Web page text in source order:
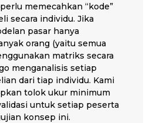
memecahkan “kode”
secara individu. Jika
pasar hanya
orang (yaitu semua
matriks secara
menganalisis setiap
dari tiap individu. Kami
tolok ukur minimum
untuk setiap peserta
konsep ini.